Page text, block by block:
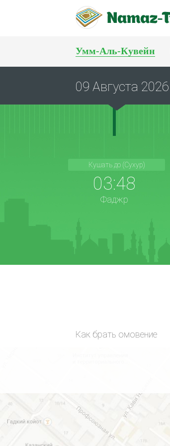
Умм-Аль-Кувейн
09 Августа 2026
Кушать до (Сухур)
03:48
Фаджр
Как брать омовение